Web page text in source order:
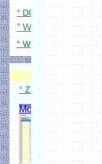
° DCC Signaldecoder
° WS
° WS2812 Dimmer für
° Zum